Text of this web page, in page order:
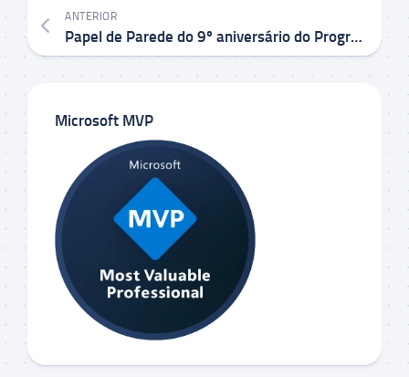
ANTERIOR
Papel de Parede do 9º aniversário do Programa Windows Insider
Microsoft MVP